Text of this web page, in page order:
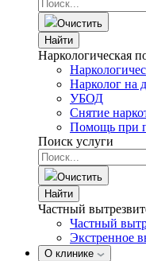
Очистить
Найти
Наркологическая
Нарколог на
УБОД
Снятие
Помощь при
Поиск услуги
Очистить
Найти
Частный
Частный
Экстренное
О клинике